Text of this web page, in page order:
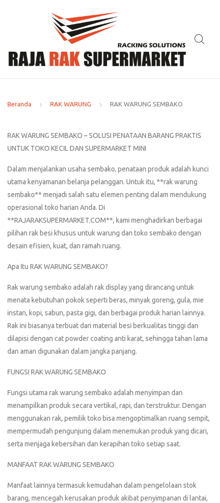
Beranda RAK WARUNG RAK WARUNG SEMBAKO
RAK WARUNG SEMBAKO – SOLUSI PENATAAN BARANG PRAKTIS
UNTUK TOKO KECIL DAN SUPERMARKET MINI
Dalam menjalankan usaha sembako, penataan produk adalah kunci
utama kenyamanan belanja pelanggan. Untuk itu, **rak warung
sembako** menjadi salah satu elemen penting dalam mendukung
operasional toko harian Anda. Di
**RAJARAKSUPERMARKET.COM**, kami menghadirkan berbagai
pilihan rak besi khusus untuk warung dan toko sembako dengan
desain efisien, kuat, dan ramah ruang.
Apa Itu RAK WARUNG SEMBAKO?
Rak warung sembako adalah rak display yang dirancang untuk
menata kebutuhan pokok seperti beras, minyak goreng, gula, mie
instan, kopi, sabun, pasta gigi, dan berbagai produk harian lainnya.
Rak ini biasanya terbuat dari material besi berkualitas tinggi dan
dilapisi dengan cat powder coating anti karat, sehingga tahan lama
dan aman digunakan dalam jangka panjang.
FUNGSI RAK WARUNG SEMBAKO
Fungsi utama rak warung sembako adalah menyimpan dan
menampilkan produk secara vertikal, rapi, dan terstruktur. Dengan
menggunakan rak, pemilik toko bisa mengoptimalkan ruang sempit,
mempermudah pengunjung dalam menemukan produk yang dicari,
serta menjaga kebersihan dan kerapihan toko setiap saat.
MANFAAT RAK WARUNG SEMBAKO
Manfaat lainnya termasuk kemudahan dalam pengelolaan stok
barang, mencegah kerusakan produk akibat penyimpanan di lantai,